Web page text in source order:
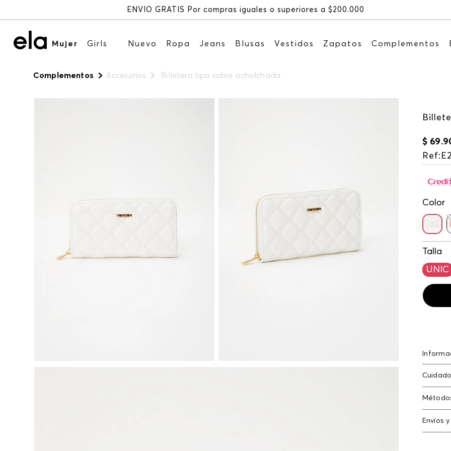
Recibe: 15%OFF
Mujer Girls Nuevo Ropa Jeans Blusas Vestidos Zapatos Complementos
Complementos Accesorios Billetera tipo sobre acholchada
$ 69.
Ref:
Color
Talla
UNIC
Solo
Envíos